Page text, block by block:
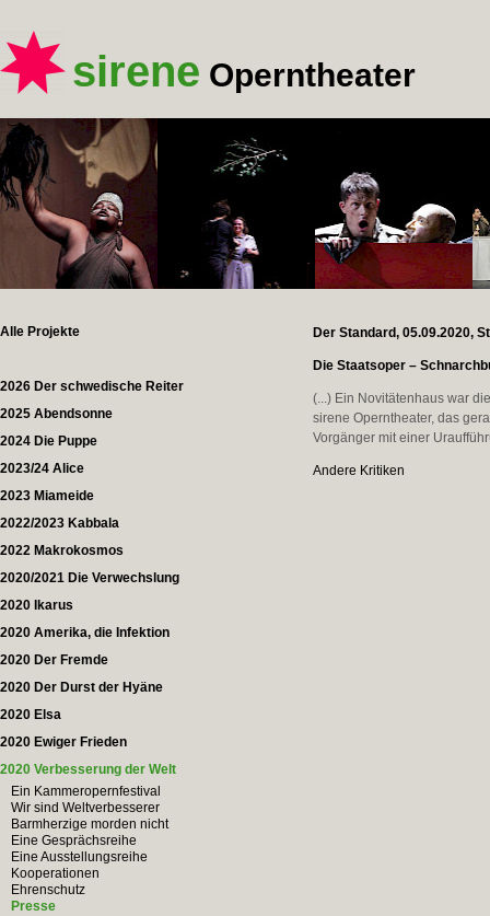
sirene Operntheater
Alle Projekte
2026 Der schwedische Reiter
2025 Abendsonne
2024 Die Puppe
2023/24 Alice
2023 Miameide
2022/2023 Kabbala
2022 Makrokosmos
2020/2021 Die Verwechslung
2020 Ikarus
2020 Amerika, die Infektion
2020 Der Fremde
2020 Der Durst der Hyäne
2020 Elsa
2020 Ewiger Frieden
2020 Verbesserung der Welt
Ein Kammeropernfestival
Wir sind Weltverbesserer
Barmherzige morden nicht
Eine Gesprächsreihe
Eine Ausstellungsreihe
Kooperationen
Ehrenschutz
Presse
Der Standard, 05.09.2020,
Die Staatsoper –
(...) Ein Novitätenhaus war
sirene Operntheater, das
Vorgänger mit einer
Andere Kritiken